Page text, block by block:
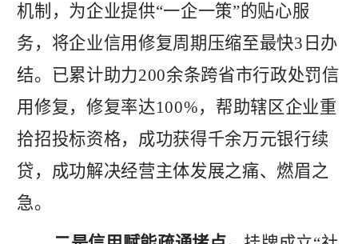
机制，为企业提供“一企一策”的贴心服
务，将企业信用修复周期压缩至最快3日办
结。已累计助力200余条跨省市行政处罚信
用修复，修复率达100%，帮助辖区企业重
拾招投标资格，成功获得千余万元银行续
贷，成功解决经营主体发展之痛、燃眉之
急。